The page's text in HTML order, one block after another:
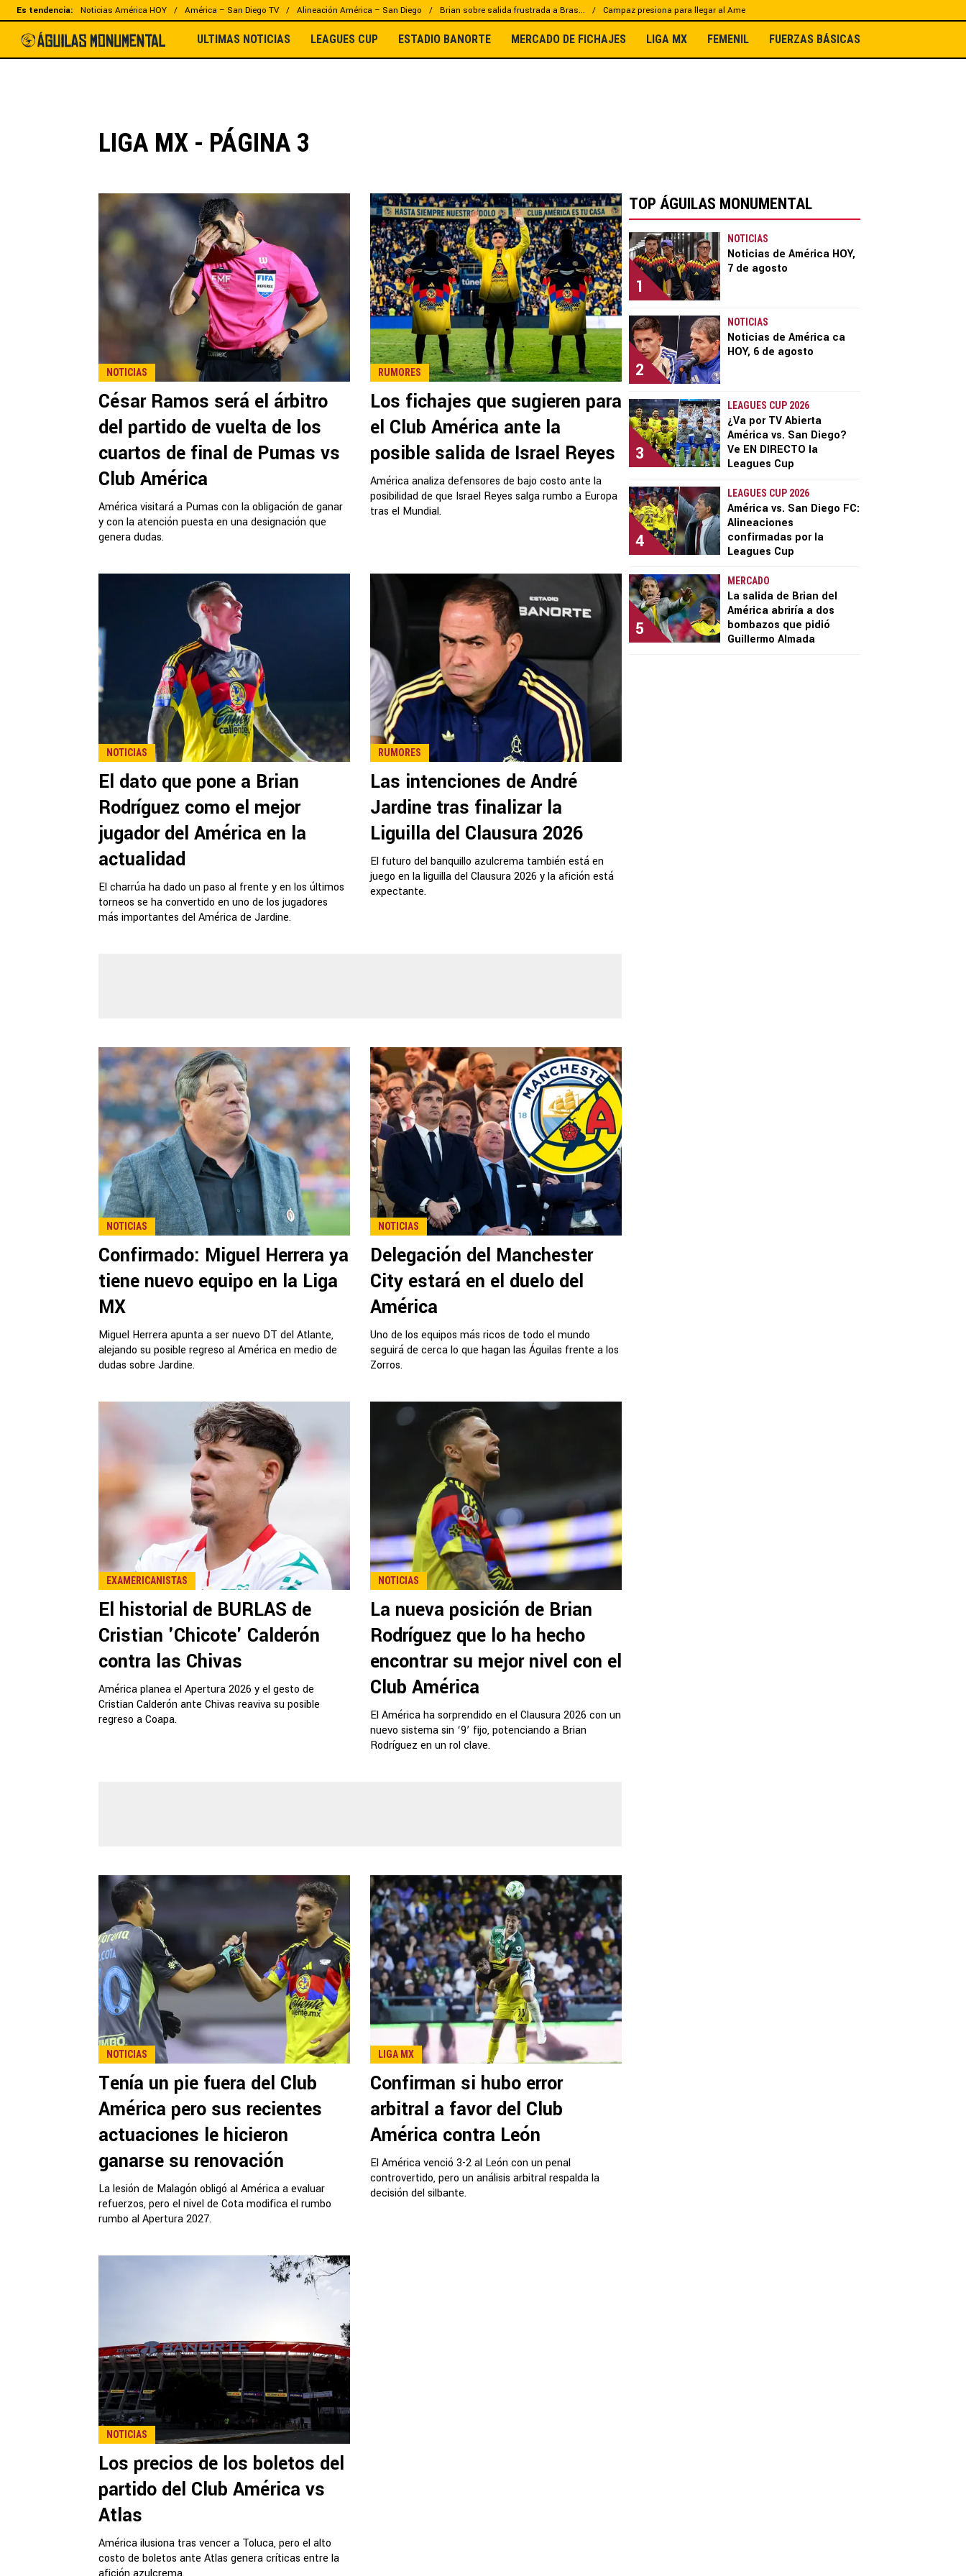
Es tendencia: Noticias América HOY América – San Diego TV Alineación América – San Diego Brian sobre salida frustrada a Bras... Campaz presiona para llegar al Ame
ULTIMAS NOTICIAS LEAGUES CUP ESTADIO BANORTE MERCADO DE FICHAJES LIGA MX FEMENIL FUERZAS BÁSICAS
LIGA MX - PÁGINA 3
NOTICIAS
César Ramos será el árbitro
del partido de vuelta de los
cuartos de final de Pumas vs
Club América
América visitará a Pumas con la obligación de ganar
y con la atención puesta en una designación que
genera dudas.
RUMORES
Los fichajes que sugieren para
el Club América ante la
posible salida de Israel Reyes
América analiza defensores de bajo costo ante la
posibilidad de que Israel Reyes salga rumbo a Europa
tras el Mundial.
NOTICIAS
El dato que pone a Brian
Rodríguez como el mejor
jugador del América en la
actualidad
El charrúa ha dado un paso al frente y en los últimos
torneos se ha convertido en uno de los jugadores
más importantes del América de Jardine.
RUMORES
Las intenciones de André
Jardine tras finalizar la
Liguilla del Clausura 2026
El futuro del banquillo azulcrema también está en
juego en la liguilla del Clausura 2026 y la afición está
expectante.
NOTICIAS
Confirmado: Miguel Herrera ya
tiene nuevo equipo en la Liga
MX
Miguel Herrera apunta a ser nuevo DT del Atlante,
alejando su posible regreso al América en medio de
dudas sobre Jardine.
NOTICIAS
Delegación del Manchester
City estará en el duelo del
América
Uno de los equipos más ricos de todo el mundo
seguirá de cerca lo que hagan las Águilas frente a los
Zorros.
EXAMERICANISTAS
El historial de BURLAS de
Cristian 'Chicote' Calderón
contra las Chivas
América planea el Apertura 2026 y el gesto de
Cristian Calderón ante Chivas reaviva su posible
regreso a Coapa.
NOTICIAS
La nueva posición de Brian
Rodríguez que lo ha hecho
encontrar su mejor nivel con el
Club América
El América ha sorprendido en el Clausura 2026 con un
nuevo sistema sin ‘9’ fijo, potenciando a Brian
Rodríguez en un rol clave.
NOTICIAS
Tenía un pie fuera del Club
América pero sus recientes
actuaciones le hicieron
ganarse su renovación
La lesión de Malagón obligó al América a evaluar
refuerzos, pero el nivel de Cota modifica el rumbo
rumbo al Apertura 2027.
LIGA MX
Confirman si hubo error
arbitral a favor del Club
América contra León
El América venció 3-2 al León con un penal
controvertido, pero un análisis arbitral respalda la
decisión del silbante.
NOTICIAS
Los precios de los boletos del
partido del Club América vs
Atlas
América ilusiona tras vencer a Toluca, pero el alto
costo de boletos ante Atlas genera críticas entre la
TOP ÁGUILAS MONUMENTAL
1
NOTICIAS
Noticias de América HOY,
7 de agosto
2
NOTICIAS
Noticias de América ca
HOY, 6 de agosto
3
LEAGUES CUP 2026
¿Va por TV Abierta
América vs. San Diego?
Ve EN DIRECTO la
Leagues Cup
4
LEAGUES CUP 2026
América vs. San Diego FC:
Alineaciones
confirmadas por la
Leagues Cup
5
MERCADO
La salida de Brian del
América abriría a dos
bombazos que pidió
Guillermo Almada